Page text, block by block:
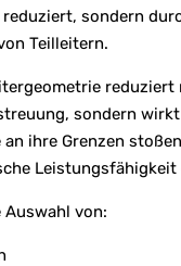
sondern
Teilleitern.
sondern
ihre Grenzen
Leistungsfähigkeit
Auswahl von: